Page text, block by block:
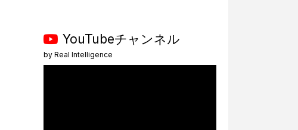
YouTubeチャンネル
by Real Intelligence